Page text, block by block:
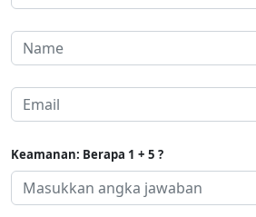
Keamanan: Berapa 1 + 5 ?